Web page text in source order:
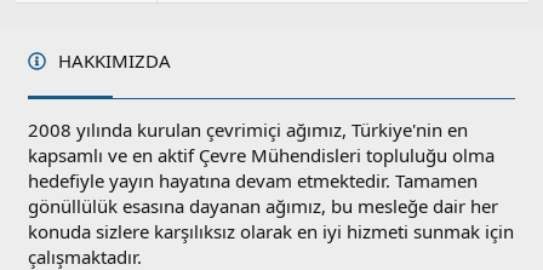
HAKKIMIZDA
2008 yılında kurulan çevrimiçi ağımız, Türkiye'nin en
kapsamlı ve en aktif Çevre Mühendisleri topluluğu olma
hedefiyle yayın hayatına devam etmektedir. Tamamen
gönüllülük esasına dayanan ağımız, bu mesleğe dair her
konuda sizlere karşılıksız olarak en iyi hizmeti sunmak için
çalışmaktadır.